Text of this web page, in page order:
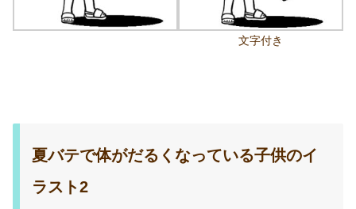
文字付き
夏バテで体がだるくなっている子供のイ
ラスト2